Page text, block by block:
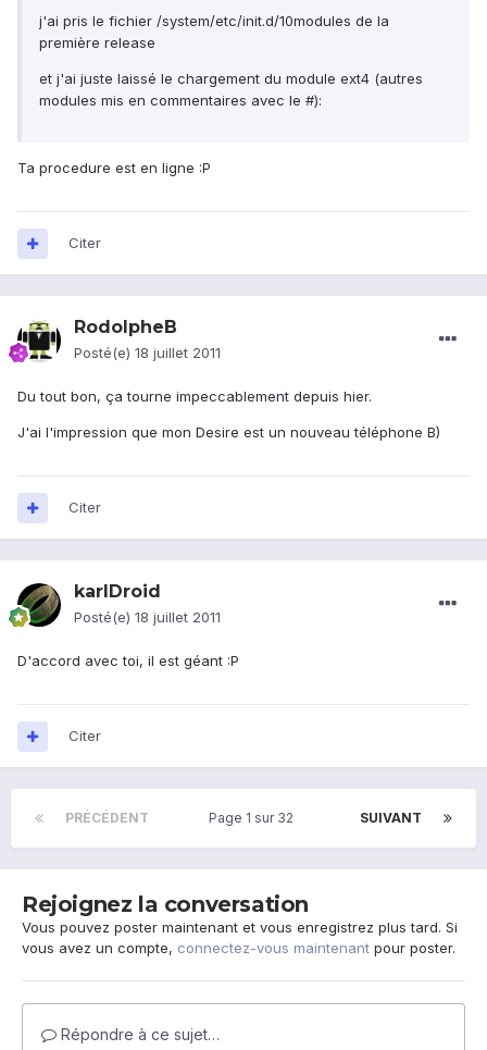
j'ai pris le fichier /system/etc/init.d/10modules de la
première release
et j'ai juste laissé le chargement du module ext4 (autres
modules mis en commentaires avec le #):
Ta procedure est en ligne :P
Citer
RodolpheB
Posté(e) 18 juillet 2011
Du tout bon, ça tourne impeccablement depuis hier.
J'ai l'impression que mon Desire est un nouveau téléphone B)
Citer
karlDroid
Posté(e) 18 juillet 2011
D'accord avec toi, il est géant :P
Citer
PRÉCÉDENT SUIVANT
Page 1 sur 32
Rejoignez la conversation
Vous pouvez poster maintenant et vous enregistrez plus tard. Si
vous avez un compte, connectez-vous maintenant pour poster.
Répondre à ce sujet…